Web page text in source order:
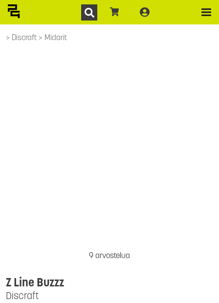
Discraft Midarit
9 arvostelua
Discraft
Z Line Buzzz